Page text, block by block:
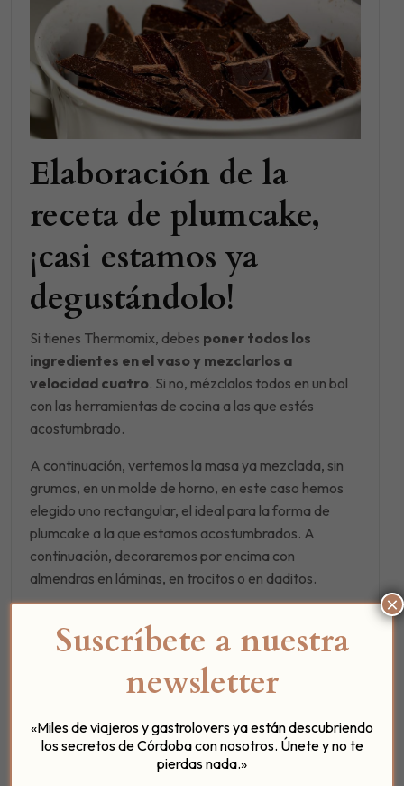
Elaboración de la
receta de plumcake,
¡casi estamos ya
degustándolo!
Si tienes Thermomix, debes poner todos los
ingredientes en el vaso y mezclarlos a
velocidad cuatro. Si no, mézclalos todos en un bol
con las herramientas de cocina a las que estés
acostumbrado.
A continuación, vertemos la masa ya mezclada, sin
grumos, en un molde de horno, en este caso hemos
elegido uno rectangular, el ideal para la forma de
plumcake a la que estamos acostumbrados. A
continuación, decoraremos por encima con
almendras en láminas, en trocitos o en daditos.
Suscríbete a nuestra
newsletter
«Miles de viajeros y gastrolovers ya están descubriendo
los secretos de Córdoba con nosotros. Únete y no te
pierdas nada.»
×